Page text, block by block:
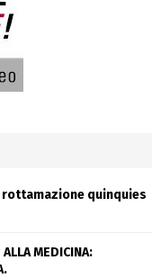
quinquies
MEDICINA: